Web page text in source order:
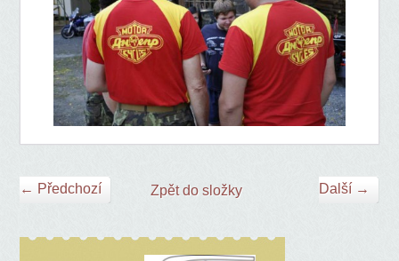
← Předchozí Další →
Zpět do složky